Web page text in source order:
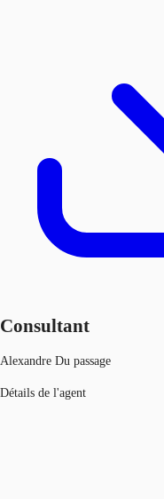
Consultant
Alexandre Du passage
Détails de l'agent